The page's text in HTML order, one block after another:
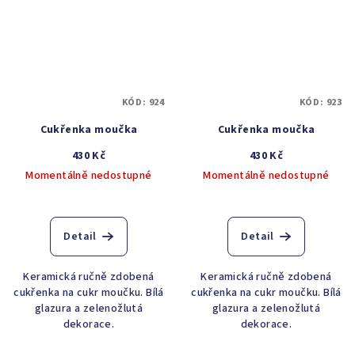
Cukřenka moučka
430 Kč
Momentálně nedostupné
Detail
Keramická ručně zdobená
cukřenka na cukr moučku. Bílá
glazura a zelenožlutá
dekorace.
KÓD: 924
Cukřenka moučka
430 Kč
Momentálně nedostupné
Detail
Keramická ručně zdobená
cukřenka na cukr moučku. Bílá
glazura a zelenožlutá
dekorace.
KÓD: 923